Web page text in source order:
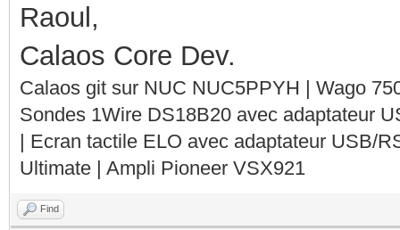
Raoul,
Calaos Core Dev.
Calaos git sur NUC NUC5PPYH | Wago
Sondes 1Wire DS18B20 avec adaptateur
| Ecran tactile ELO avec adaptateur USB/
Ultimate | Ampli Pioneer VSX921
Find